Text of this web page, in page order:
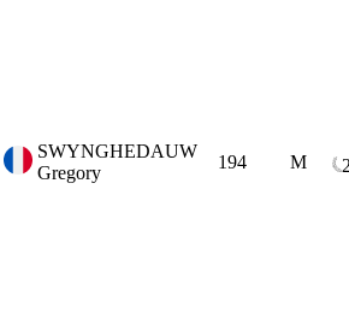
SWYNGHEDAUW
Gregory
194 M